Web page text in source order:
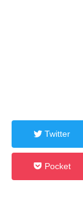
Twitter
Pocket